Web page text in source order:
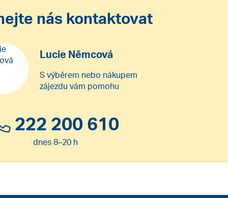
nás kontaktovat
Lucie Němcová
S výběrem nebo nákupem
zájezdu vám pomohu
222 200 610
dnes 8–20 h